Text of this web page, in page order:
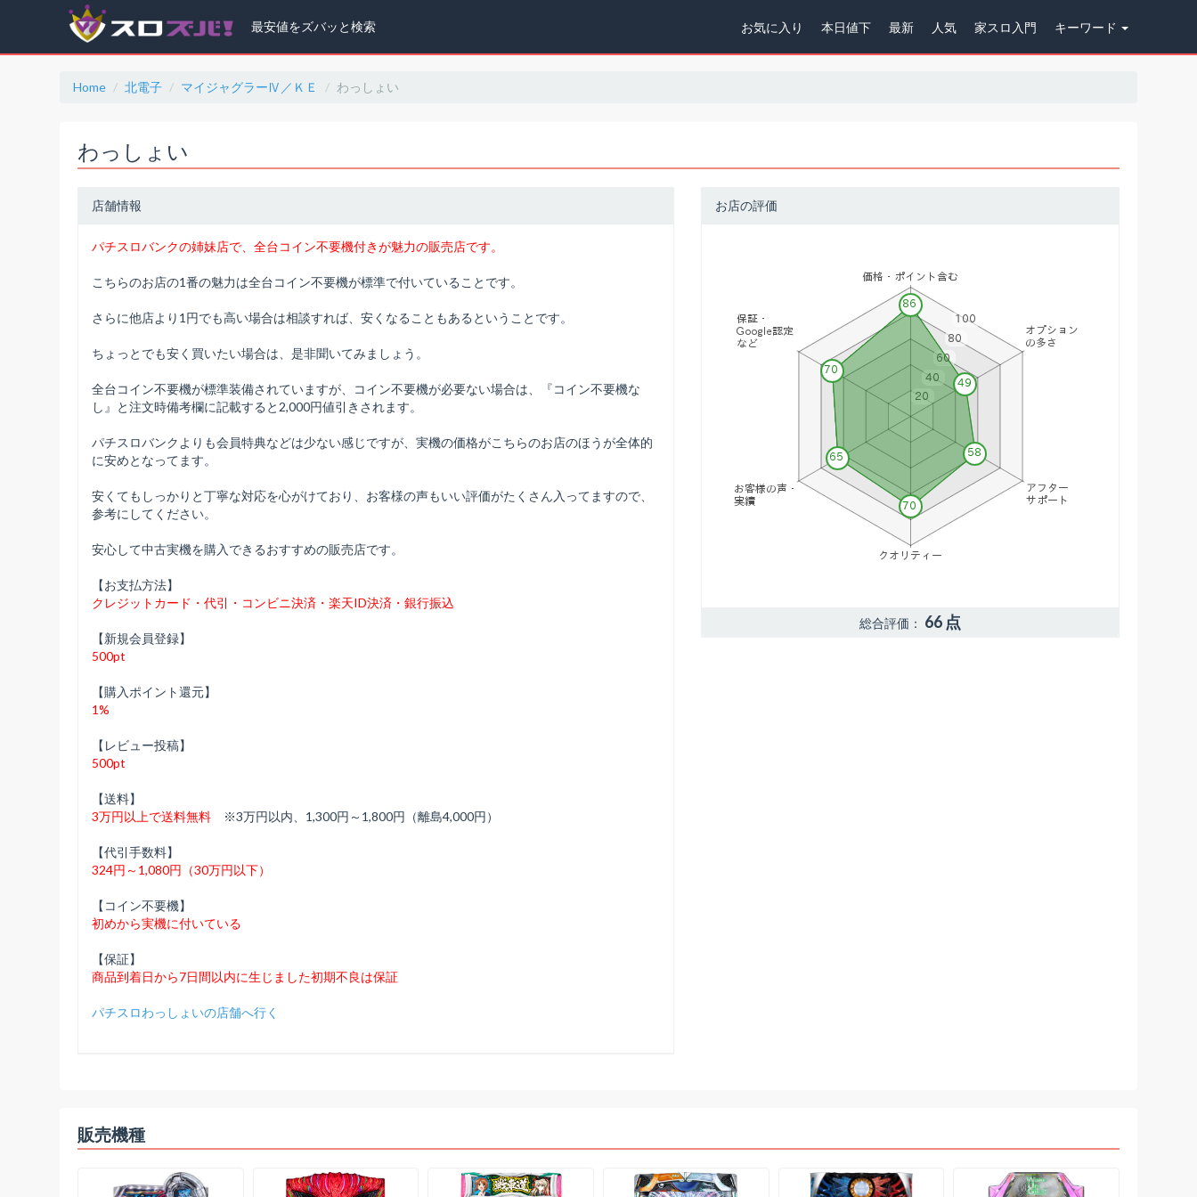
最安値をズバッと検索 お気に入り 本日値下 最新 人気 家スロ入門 キーワード
Home 北電子 マイジャグラーⅣ／ＫＥ わっしょい
わっしょい
店舗情報
パチスロバンクの姉妹店で、全台コイン不要機付きが魅力の販売店です。
こちらのお店の1番の魅力は全台コイン不要機が標準で付いていることです。
さらに他店より1円でも高い場合は相談すれば、安くなることもあるということです。
ちょっとでも安く買いたい場合は、是非聞いてみましょう。
全台コイン不要機が標準装備されていますが、コイン不要機が必要ない場合は、『コイン不要機な
し』と注文時備考欄に記載すると2,000円値引きされます。
パチスロバンクよりも会員特典などは少ない感じですが、実機の価格がこちらのお店のほうが全体的
に安めとなってます。
安くてもしっかりと丁寧な対応を心がけており、お客様の声もいい評価がたくさん入ってますので、
参考にしてください。
安心して中古実機を購入できるおすすめの販売店です。
【お支払方法】
クレジットカード・代引・コンビニ決済・楽天ID決済・銀行振込
【新規会員登録】
500pt
【購入ポイント還元】
1%
【レビュー投稿】
500pt
【送料】
3万円以上で送料無料 ※3万円以内、1,300円～1,800円（離島4,000円）
【代引手数料】
324円～1,080円（30万円以下）
【コイン不要機】
初めから実機に付いている
【保証】
商品到着日から7日間以内に生じました初期不良は保証
パチスロわっしょいの店舗へ行く
お店の評価
総合評価： 66 点
販売機種